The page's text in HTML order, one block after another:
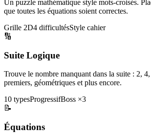
Un puzzle mathématique style mots-croisés.
que toutes les équations soient correctes.
Grille 2D4 difficultésStyle cahier
🔢
Suite Logique
Trouve le nombre manquant dans la suite : 2,
premiers, géométriques et plus encore.
10 typesProgressifBoss ×3
📝
Équations